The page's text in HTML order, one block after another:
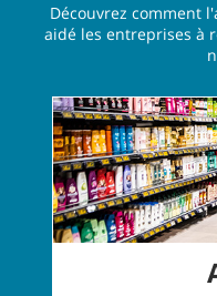
Découvrez comment
aidé les entreprises à